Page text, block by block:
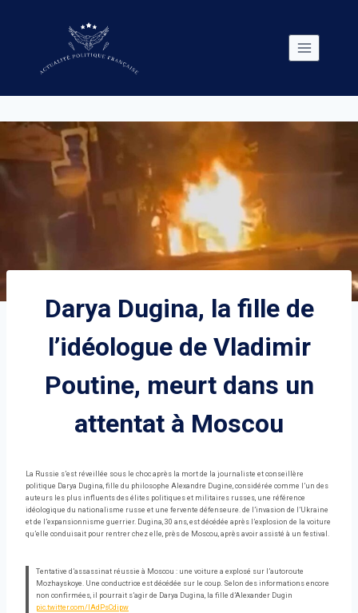
Darya Dugina, la fille de
l’idéologue de Vladimir
Poutine, meurt dans un
attentat à Moscou
La Russie s’est réveillée sous le choc après la mort de la journaliste et conseillère
politique Darya Dugina, fille du philosophe Alexandre Dugine, considérée comme l’un des
auteurs les plus influents des élites politiques et militaires russes, une référence
idéologique du nationalisme russe et une fervente défenseure. de l’invasion de l’Ukraine
et de l’expansionnisme guerrier. Dugina, 30 ans, est décédée après l’explosion de la voiture
qu’elle conduisait pour rentrer chez elle, près de Moscou, après avoir assisté à un festival.
Tentative d’assassinat réussie à Moscou : une voiture a explosé sur l’autoroute
Mozhayskoye. Une conductrice est décédée sur le coup. Selon des informations encore
non confirmées, il pourrait s’agir de Darya Dugina, la fille d’Alexander Dugin
pic.twitter.com/IAdPsCdipw